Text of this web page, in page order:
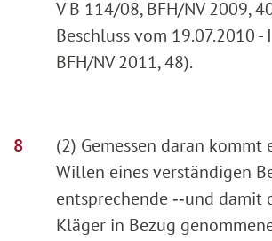
V B 114/08, BFH/NV 2009,
Beschluss vom 19.07.2010 -
BFH/NV 2011, 48).
(2) Gemessen daran kommt
Willen eines verständigen
entsprechende ‑‑und damit
Kläger in Bezug